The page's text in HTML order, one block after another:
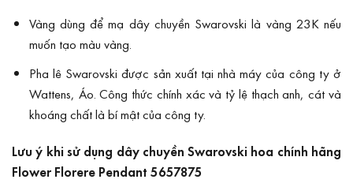
Vàng dùng để mạ dây chuyền Swarovski là vàng 23K nếu
muốn tạo màu vàng.
Pha lê Swarovski được sản xuất tại nhà máy của công ty ở
Wattens, Áo. Công thức chính xác và tỷ lệ thạch anh, cát và
khoáng chất là bí mật của công ty.
Lưu ý khi sử dụng dây chuyền Swarovski hoa chính hãng
Flower Florere Pendant 5657875